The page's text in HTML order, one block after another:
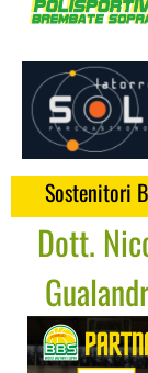
Sostenitori
Dott.